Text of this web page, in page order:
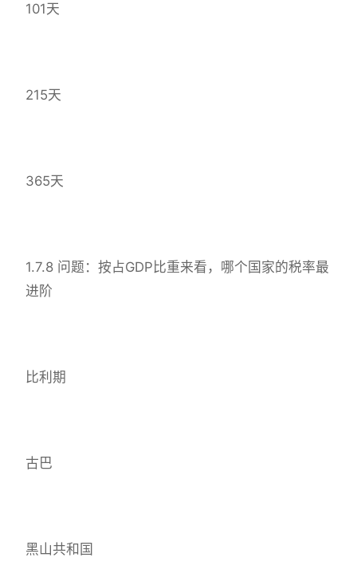
101天
215天
365天
1.7.8 问题：按占GDP比重来看，哪个国家的税率最
进阶
比利期
古巴
黑山共和国